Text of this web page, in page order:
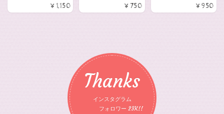
¥1,150 ¥750 ¥950
Thanks
インスタグラム
フォロワー 23K!!